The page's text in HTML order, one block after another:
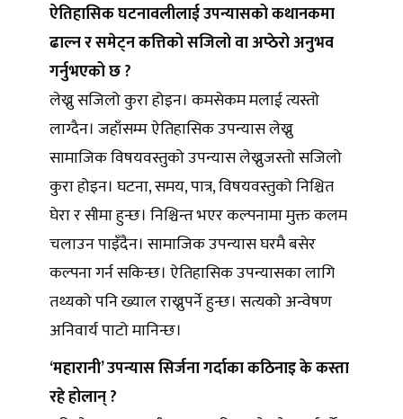
ऐतिहासिक घटनावलीलाई उपन्यासको कथानकमा
ढाल्न र समेट्न कत्तिको सजिलो वा अप्ठेरो अनुभव
गर्नुभएको छ ?
लेख्नु सजिलो कुरा होइन। कमसेकम मलाई त्यस्तो
लाग्दैन। जहाँसम्म ऐतिहासिक उपन्यास लेख्नु
सामाजिक विषयवस्तुको उपन्यास लेख्नुजस्तो सजिलो
कुरा होइन। घटना, समय, पात्र, विषयवस्तुको निश्चित
घेरा र सीमा हुन्छ। निश्चिन्त भएर कल्पनामा मुक्त कलम
चलाउन पाइँदैन। सामाजिक उपन्यास घरमै बसेर
कल्पना गर्न सकिन्छ। ऐतिहासिक उपन्यासका लागि
तथ्यको पनि ख्याल राख्नुपर्ने हुन्छ। सत्यको अन्वेषण
अनिवार्य पाटो मानिन्छ।
‘महारानी’ उपन्यास सिर्जना गर्दाका कठिनाइ के कस्ता
रहे होलान् ?